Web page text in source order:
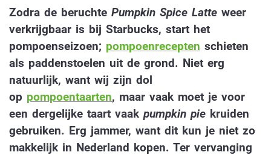
Zodra de beruchte Pumpkin Spice Latte weer
verkrijgbaar is bij Starbucks, start het
pompoenseizoen; pompoenrecepten schieten
als paddenstoelen uit de grond. Niet erg
natuurlijk, want wij zijn dol
op pompoentaarten, maar vaak moet je voor
een dergelijke taart vaak pumpkin pie kruiden
gebruiken. Erg jammer, want dit kun je niet zo
makkelijk in Nederland kopen. Ter vervanging